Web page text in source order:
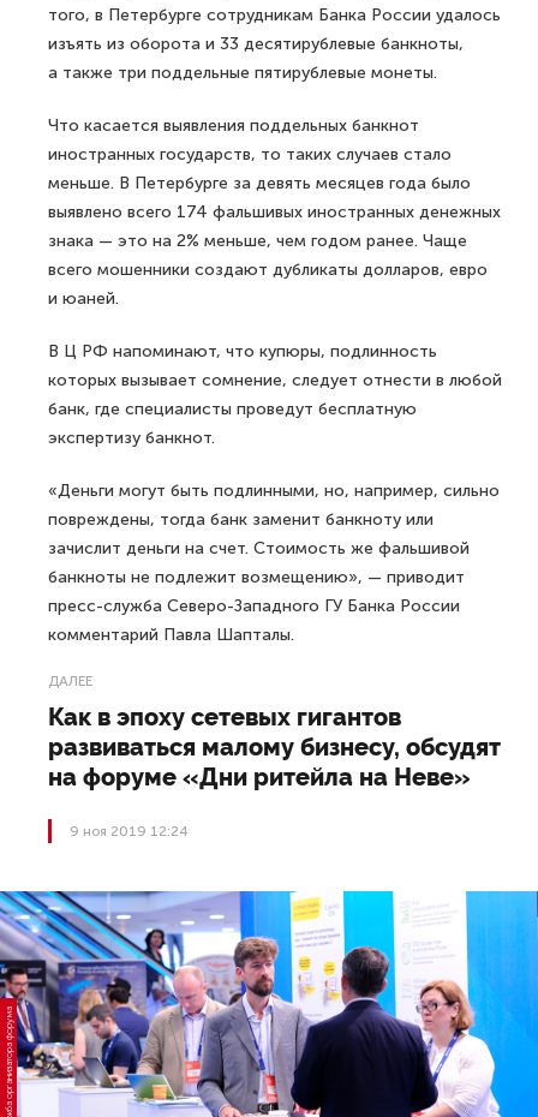
того, в Петербурге сотрудникам Банка России удалось
изъять из оборота и 33 десятирублевые банкноты,
а также три поддельные пятирублевые монеты.
Что касается выявления поддельных банкнот
иностранных государств, то таких случаев стало
меньше. В Петербурге за девять месяцев года было
выявлено всего 174 фальшивых иностранных денежных
знака — это на 2% меньше, чем годом ранее. Чаще
всего мошенники создают дубликаты долларов, евро
и юаней.
В Ц РФ напоминают, что купюры, подлинность
которых вызывает сомнение, следует отнести в любой
банк, где специалисты проведут бесплатную
экспертизу банкнот.
«Деньги могут быть подлинными, но, например, сильно
повреждены, тогда банк заменит банкноту или
зачислит деньги на счет. Стоимость же фальшивой
банкноты не подлежит возмещению», — приводит
пресс-служба Северо-Западного ГУ Банка России
комментарий Павла Шапталы.
ДАЛЕЕ
Как в эпоху сетевых гигантов
развиваться малому бизнесу, обсудят
на форуме «Дни ритейла на Неве»
9 ноя 2019 12:24
Пресс-служба организатора форума